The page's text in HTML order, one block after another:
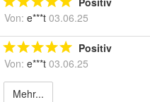
Von: e***t 03.06.25
Positiv
Von: e***t 03.06.25
Mehr...